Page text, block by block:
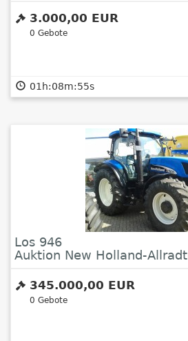
3.000,00 EUR
0 Gebote
01h:08m:54s
Los 946
Auktion New Holland-
345.000,00 EUR
0 Gebote